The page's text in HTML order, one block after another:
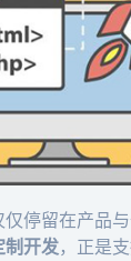
停留在产品
制开发，正是